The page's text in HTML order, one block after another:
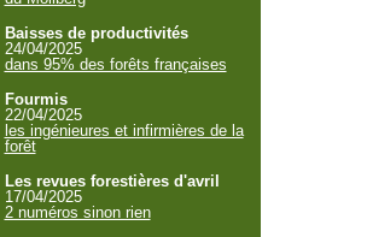
Baisses de productivités
24/04/2025
dans 95% des forêts françaises
Fourmis
22/04/2025
les ingénieures et infirmières de la
forêt
Les revues forestières d'avril
17/04/2025
2 numéros sinon rien